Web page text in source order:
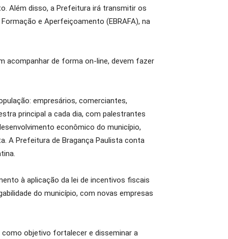
Além disso, a Prefeitura irá transmitir os
e Aperfeiçoamento (EBRAFA), na
acompanhar de forma on-line, devem fazer
empresários, comerciantes,
principal a cada dia, com palestrantes
econômico do município,
A Prefeitura de Bragança Paulista conta
à aplicação da lei de incentivos fiscais
do município, com novas empresas
como objetivo fortalecer e disseminar a